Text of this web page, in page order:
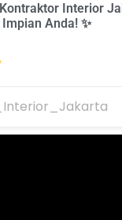
Interior
Anda! ✨